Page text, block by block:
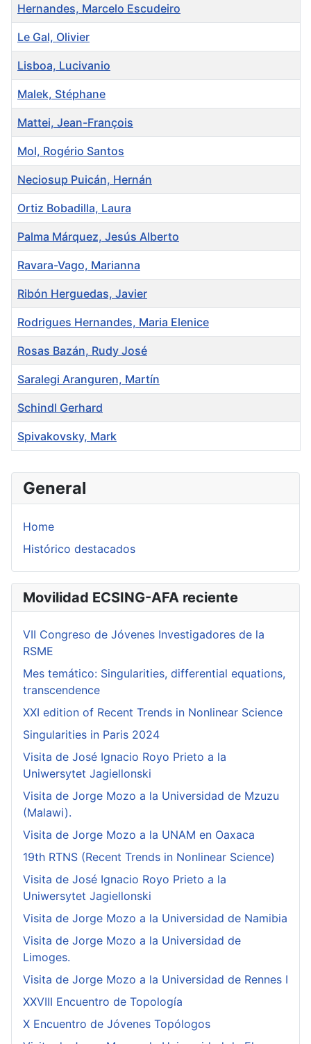
General
Home
Histórico destacados
Movilidad ECSING-AFA reciente
VII Congreso de Jóvenes Investigadores de la
RSME
Mes temático: Singularities, differential equations,
transcendence
XXI edition of Recent Trends in Nonlinear Science
Singularities in Paris 2024
Visita de José Ignacio Royo Prieto a la
Uniwersytet Jagiellonski
Visita de Jorge Mozo a la Universidad de Mzuzu
(Malawi).
Visita de Jorge Mozo a la UNAM en Oaxaca
19th RTNS (Recent Trends in Nonlinear Science)
Visita de José Ignacio Royo Prieto a la
Uniwersytet Jagiellonski
Visita de Jorge Mozo a la Universidad de Namibia
Visita de Jorge Mozo a la Universidad de
Limoges.
Visita de Jorge Mozo a la Universidad de Rennes I
XXVIII Encuentro de Topología
X Encuentro de Jóvenes Topólogos
Hernandes, Marcelo Escudeiro
Le Gal, Olivier
Lisboa, Lucivanio
Malek, Stéphane
Mattei, Jean-François
Mol, Rogério Santos
Neciosup Puicán, Hernán
Ortiz Bobadilla, Laura
Palma Márquez, Jesús Alberto
Ravara-Vago, Marianna
Ribón Herguedas, Javier
Rodrigues Hernandes, Maria Elenice
Rosas Bazán, Rudy José
Saralegi Aranguren, Martín
Schindl Gerhard
Spivakovsky, Mark